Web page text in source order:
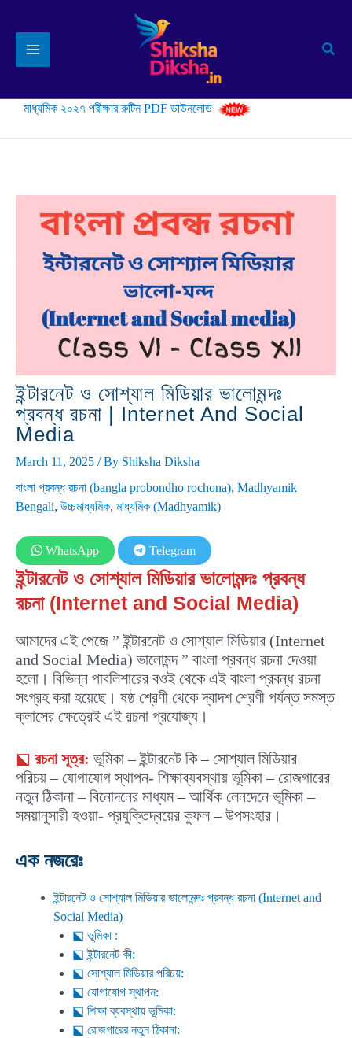
content
মাধ্যমিক ২০২৭ পরীক্ষার রুটিন PDF ডাউনলোড
ইন্টারনেট ও সোশ্যাল মিডিয়ার ভালোমন্দঃ
প্রবন্ধ রচনা | Internet And Social
Media
March 11, 2025 / By Shiksha Diksha
বাংলা প্রবন্ধ রচনা (bangla probondho rochona), Madhyamik
Bengali, উচ্চমাধ্যমিক, মাধ্যমিক (Madhyamik)
WhatsApp Telegram
ইন্টারনেট ও সোশ্যাল মিডিয়ার ভালোমন্দঃ প্রবন্ধ
রচনা (Internet and Social Media)
আমাদের এই পেজে ” ইন্টারনেট ও সোশ্যাল মিডিয়ার (Internet
and Social Media) ভালোমন্দ ” বাংলা প্রবন্ধ রচনা দেওয়া
হলো। বিভিন্ন পাবলিশারের বওই থেকে এই বাংলা প্রবন্ধ রচনা
সংগ্রহ করা হয়েছে। ষষ্ঠ শ্রেণী থেকে দ্বাদশ শ্রেণী পর্যন্ত সমস্ত
ক্লাসের ক্ষেত্রেই এই রচনা প্রযোজ্য।
⬕ রচনা সূত্র: ভূমিকা – ইন্টারনেট কি – সোশ্যাল মিডিয়ার
পরিচয় – যোগাযোগ স্থাপন- শিক্ষাব্যবস্থায় ভূমিকা – রোজগারের
নতুন ঠিকানা – বিনোদনের মাধ্যম – আর্থিক লেনদেনে ভূমিকা –
সময়ানুসারী হওয়া- প্রযুক্তিদ্বয়ের কুফল – উপসংহার।
এক নজরেঃ
ইন্টারনেট ও সোশ্যাল মিডিয়ার ভালোমন্দঃ প্রবন্ধ রচনা (Internet and
Social Media)
⬕ ভূমিকা :
⬕ ইন্টারনেট কী:
⬕ সোশ্যাল মিডিয়ার পরিচয়:
⬕ যোগাযোগ স্থাপন:
⬕ শিক্ষা ব্যবস্থায় ভূমিকা:
⬕ রোজগারের নতুন ঠিকানা: